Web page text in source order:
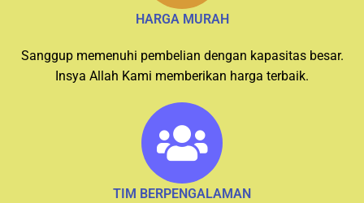
HARGA MURAH
Sanggup memenuhi pembelian dengan kapasitas besar.
Insya Allah Kami memberikan harga terbaik.
TIM BERPENGALAMAN